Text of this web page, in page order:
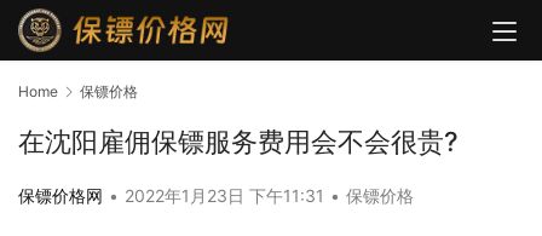
Home 保镖价格
在沈阳雇佣保镖服务费用会不会很贵?
保镖价格网 • 2022年1月23日 下午11:31 • 保镖价格